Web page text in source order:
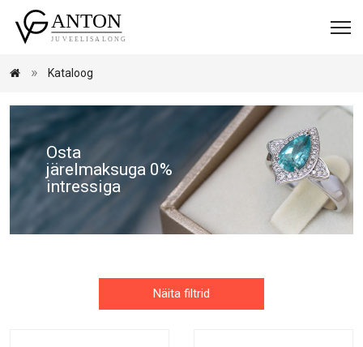
Kataloog
Osta
järelmaksuga 0%
intressiga
Näita filtrid